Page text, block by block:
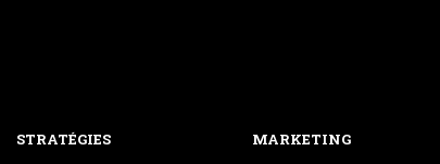
STRATÉGIES MARKETING